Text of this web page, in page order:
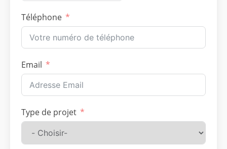
Téléphone
Email
Type de projet